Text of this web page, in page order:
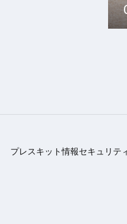
プレスキット情報セキュリテ